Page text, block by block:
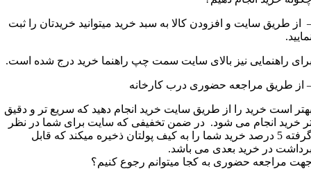
از طریق سایت و افزودن کالا به سبد خرید میتوانید خریدتان را ثبت
راهنمایی نیز بالای سایت سمت چپ راهنما خرید درج شده است.
از طریق مراجعه حضوری درب کارخانه
است خرید را از طریق سایت خرید انجام دهید که سریع تر و دقیق
خرید انجام می شود. در ضمن تخفیفی که سایت برای شما در نظر
گرفته 5 درصد خرید شما را به کیف پولتان ذخیره میکند که قابل
در خرید بعدی می باشد.
مراجعه حضوری به کجا میتوانم رجوع کنیم؟